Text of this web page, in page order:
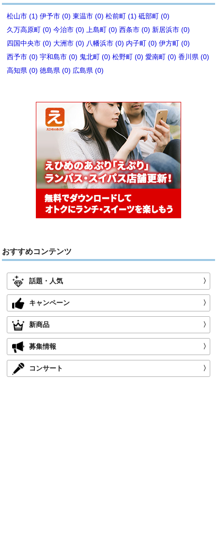
松山市 (1) 伊予市 (0) 東温市 (0) 松前町 (1) 砥部町 (0)
久万高原町 (0) 今治市 (0) 上島町 (0) 西条市 (0) 新居浜市 (0)
四国中央市 (0) 大洲市 (0) 八幡浜市 (0) 内子町 (0) 伊方町 (0)
西予市 (0) 宇和島市 (0) 鬼北町 (0) 松野町 (0) 愛南町 (0) 香川県 (0)
高知県 (0) 徳島県 (0) 広島県 (0)
おすすめコンテンツ
話題・人気 〉
キャンペーン 〉
新商品 〉
募集情報 〉
コンサート 〉